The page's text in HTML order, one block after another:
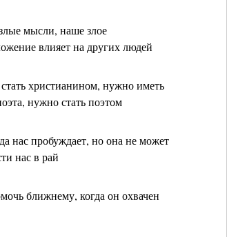
мысли, наше злое
влияет на других людей
христианином, нужно иметь
нужно стать поэтом
нас пробуждает, но она не может
нас в рай
ближнему, когда он охвачен